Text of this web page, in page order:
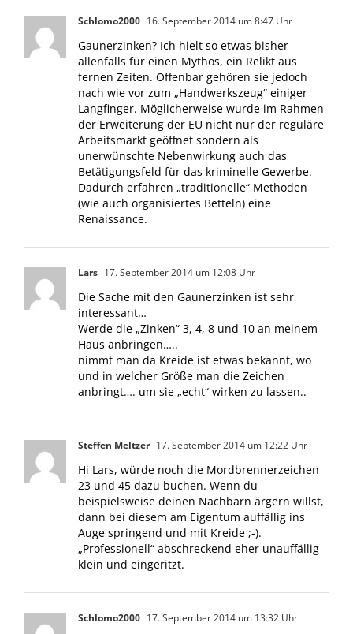
Schlomo2000 16. September 2014 um 8:47 Uhr
Gaunerzinken? Ich hielt so etwas bisher
allenfalls für einen Mythos, ein Relikt aus
fernen Zeiten. Offenbar gehören sie jedoch
nach wie vor zum „Handwerkszeug“ einiger
Langfinger. Möglicherweise wurde im Rahmen
der Erweiterung der EU nicht nur der reguläre
Arbeitsmarkt geöffnet sondern als
unerwünschte Nebenwirkung auch das
Betätigungsfeld für das kriminelle Gewerbe.
Dadurch erfahren „traditionelle“ Methoden
(wie auch organisiertes Betteln) eine
Renaissance.
Lars 17. September 2014 um 12:08 Uhr
Die Sache mit den Gaunerzinken ist sehr
interessant…
Werde die „Zinken“ 3, 4, 8 und 10 an meinem
Haus anbringen…..
nimmt man da Kreide ist etwas bekannt, wo
und in welcher Größe man die Zeichen
anbringt…. um sie „echt“ wirken zu lassen..
Steffen Meltzer 17. September 2014 um 12:22 Uhr
Hi Lars, würde noch die Mordbrennerzeichen
23 und 45 dazu buchen. Wenn du
beispielsweise deinen Nachbarn ärgern willst,
dann bei diesem am Eigentum auffällig ins
Auge springend und mit Kreide ;-).
„Professionell“ abschreckend eher unauffällig
klein und eingeritzt.
Schlomo2000 17. September 2014 um 13:32 Uhr